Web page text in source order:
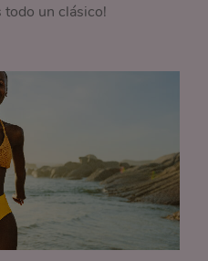
todo un clásico!